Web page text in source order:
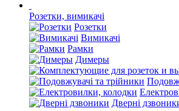
Розетки, вимикачі
Розетки
Вимикачі
Рамки
Димеры
Дверні